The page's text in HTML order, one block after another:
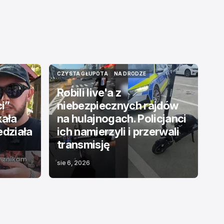
CZYSTA GŁUPOTA
CZYSTA GŁUPOTA
NA DRODZE
NA DRODZE
Robili live'a z
niebezpiecznych rajdów
na hulajnogach. Policjanci
ich namierzyli i przerwali
transmisję
sie 6, 2026